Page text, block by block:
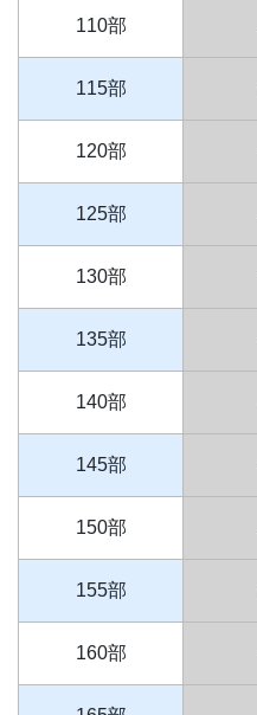
110部
115部
120部
125部
130部
135部
140部
145部
150部
155部
160部